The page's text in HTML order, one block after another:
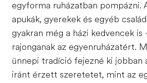
egyforma ruházatban pompázni.
apukák, gyerekek és egyéb
gyakran még a házi kedvencek is
rajonganak az egyenruházatért.
ünnepi tradíció fejezné ki jobban
iránt érzett szeretetet, mint az